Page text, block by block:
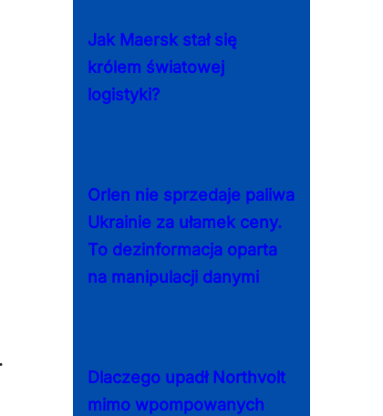
Jak Maersk stał się
królem światowej
logistyki?
Orlen nie sprzedaje paliwa
Ukrainie za ułamek ceny.
To dezinformacja oparta
na manipulacji danymi
Dlaczego upadł Northvolt
mimo wpompowanych